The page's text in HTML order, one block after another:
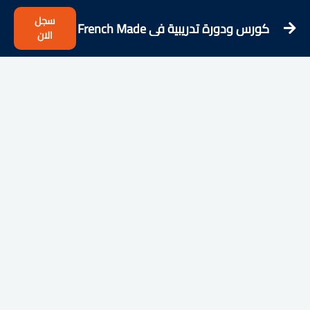
كورس ودورة تدريبية فى French Made
Easy! All French Compilations
سجل
الان